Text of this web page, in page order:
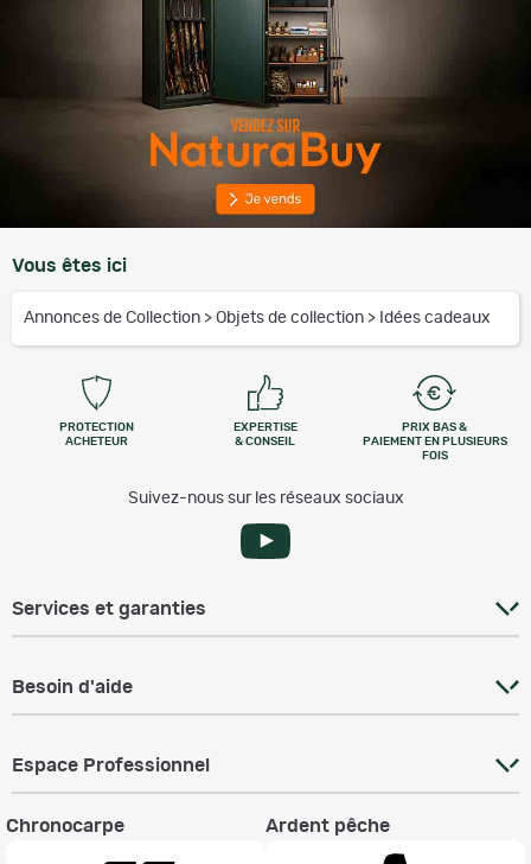
Vous êtes ici
Annonces de Collection > Objets de collection > Idées cadeaux
PROTECTION
ACHETEUR
EXPERTISE
& CONSEIL
PRIX BAS &
PAIEMENT EN PLUSIEURS
FOIS
Suivez-nous sur les réseaux sociaux
Services et garanties
Besoin d'aide
Espace Professionnel
Chronocarpe Ardent pêche